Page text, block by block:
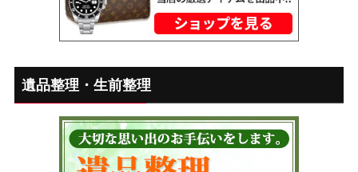
遺品整理・生前整理